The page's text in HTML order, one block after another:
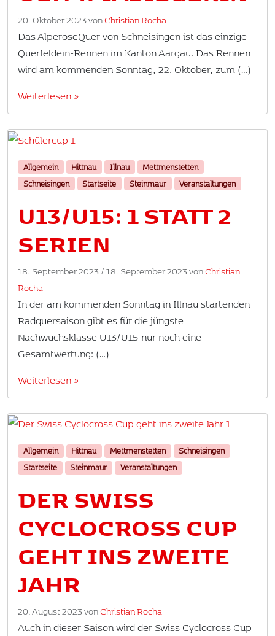
20. Oktober 2023vonChristian Rocha
Das AlperoseQuer von Schneisingen ist das einzige
Querfeldein-Rennen im Kanton Aargau. Das Rennen
wird am kommenden Sonntag, 22. Oktober, zum (…)
Weiterlesen »
Allgemein Hittnau Illnau
Mettmenstetten
Schneisingen
Startseite Steinmaur Veranstaltungen
U13/U15: 1 STATT 2
SERIEN
18. September 2023 / 18. September 2023vonChristian
Rocha
In der am kommenden Sonntag in Illnau startenden
Radquersaison gibt es für die jüngste
Nachwuchsklasse U13/U15 nur noch eine
Gesamtwertung: (…)
Weiterlesen »
Allgemein Hittnau Mettmenstetten
Schneisingen
Startseite
Steinmaur Veranstaltungen
DER SWISS
CYCLOCROSS CUP
GEHT INS ZWEITE
JAHR
20. August 2023vonChristian Rocha
Auch in dieser Saison wird der Swiss Cyclocross Cup